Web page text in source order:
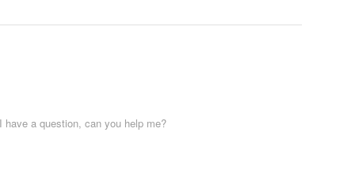
a question, can you help me?